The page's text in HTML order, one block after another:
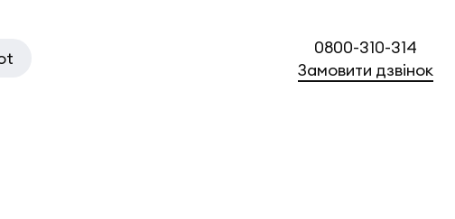
0800-310-314
Замовити дзвінок